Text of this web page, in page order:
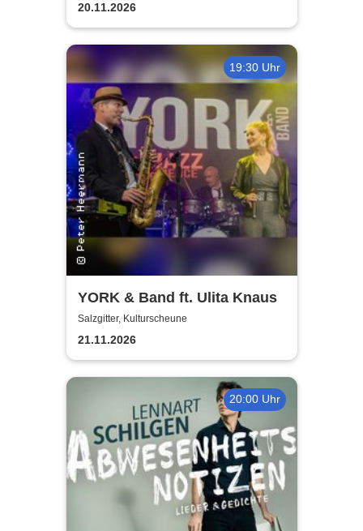
20.11.2026
19:30 Uhr
YORK & Band ft. Ulita Knaus
Salzgitter, Kulturscheune
21.11.2026
20:00 Uhr